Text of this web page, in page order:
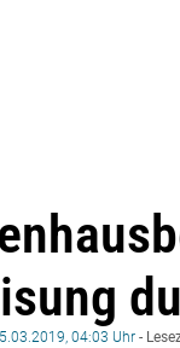
04:03 Uhr -